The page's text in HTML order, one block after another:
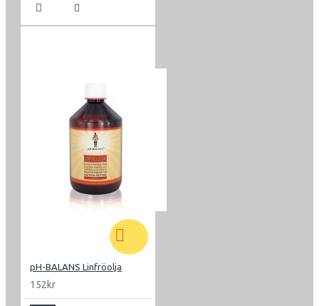
pH-BALANS Linfröolja
152kr